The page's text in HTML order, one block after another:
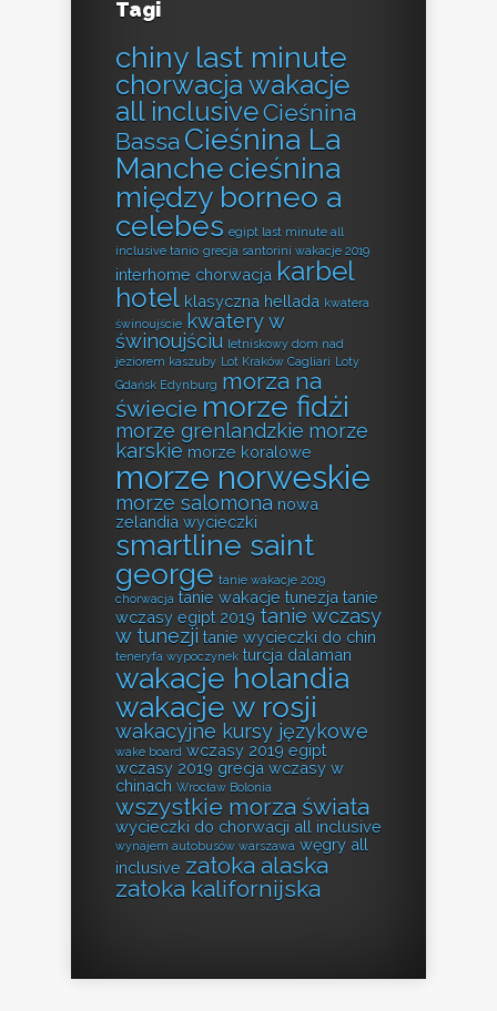
Tagi
chiny last minute
chorwacja wakacje
all inclusiveCieśnina
Bassa Cieśnina La
Manchecieśnina
między borneo a
celebes egipt last minute all
inclusive tanio grecja santorini wakacje 2019
interhome chorwacja karbel
hotel klasyczna hellada kwatera
świnoujście kwatery w
świnoujściu letniskowy dom nad
jeziorem kaszuby Lot Kraków Cagliari Loty
Gdańsk Edynburg morza na
świecie morze fidżi
morze grenlandzkie morze
karskie morze koralowe
morze norweskie
morze salomona nowa
zelandia wycieczki
smartline saint
george tanie wakacje 2019
chorwacja tanie wakacje tunezja tanie
wczasy egipt 2019 tanie wczasy
w tunezji tanie wycieczki do chin
teneryfa wypoczynek turcja dalaman
wakacje holandia
wakacje w rosji
wakacyjne kursy językowe
wake board wczasy 2019 egipt
wczasy 2019 grecja wczasy w
chinach Wrocław Bolonia
wszystkie morza świata
wycieczki do chorwacji all inclusive
wynajem autobusów warszawa węgry all
inclusive zatoka alaska
zatoka kalifornijska